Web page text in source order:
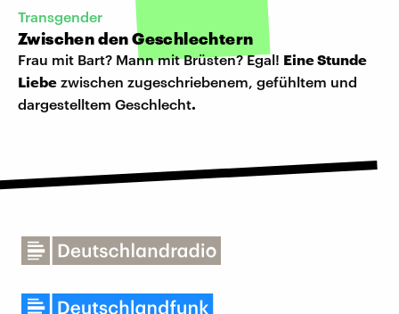
Transgender
Zwischen den Geschlechtern
Frau mit Bart? Mann mit Brüsten? Egal! Eine Stunde
Liebe zwischen zugeschriebenem, gefühltem und
dargestelltem Geschlecht.